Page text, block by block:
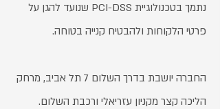
נתמך בטכנולוגיית PCI-DSS שנועד להגן על
פרטי הלקוחות ולהבטיח קנייה בטוחה.
החברה יושבת בדרך השלום 7 תל אביב, מרחק
הליכה קצר מקניון עזריאלי ורכבת השלום.